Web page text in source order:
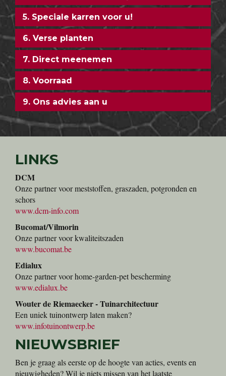
5. Speciale karren voor u!
6. Verse planten
7. Direct meenemen
8. Voorraad
9. Ons advies aan u
LINKS
DCM
Onze partner voor meststoffen, graszaden, potgronden en
schors
www.dcm-info.com
Bucomat/Vilmorin
Onze partner voor kwaliteitszaden
www.bucomat.be
Edialux
Onze partner voor home-garden-pet bescherming
www.edialux.be
Wouter de Riemaecker - Tuinarchitectuur
Een uniek tuinontwerp laten maken?
www.infotuinontwerp.be
NIEUWSBRIEF
Ben je graag als eerste op de hoogte van acties, events en
nieuwigheden? Wil je niets missen van het laatste